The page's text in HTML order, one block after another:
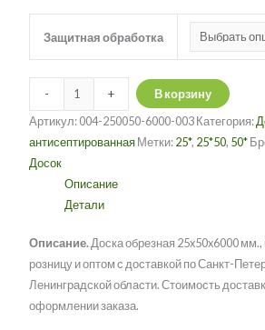
Защитная обработка
- +
В корзину
Артикул:004-250050-6000-003Категория:
антисептированнаяМетки:25*, 25*50, 50*
Досок
Описание
Детали
Описание.Доска обрезная 25x50x6000
розницу и оптом с доставкой по Санкт-
Ленинградской области. Стоимость
оформлении заказа.